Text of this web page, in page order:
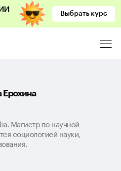
Выбрать курс
Ерохина
Магистр по научной
социологией науки,